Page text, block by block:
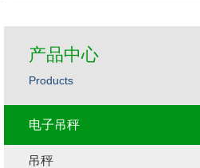
产品中心
Products
电子吊秤
吊秤